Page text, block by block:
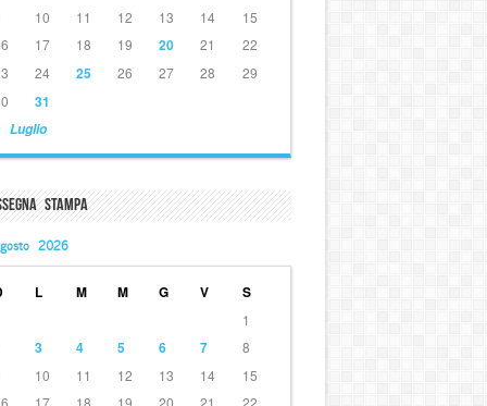
Luglio
10 11 12 13 14
15
17 18 19 20 21
22
24 25 26 27 28
29
31
Stampa
2026
L M M G V S
1
3 4 5 6 7
8
10 11 12 13 14
15
17 18 19 20 21 22